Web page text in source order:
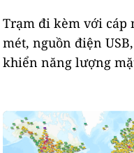
Trạm đi kèm với cáp
mét, nguồn điện
khiển năng lượng